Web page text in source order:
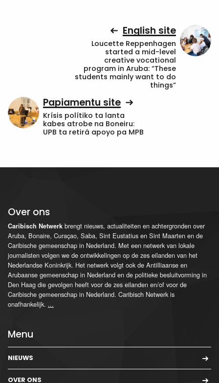
English site
Loucette Reppenhagen
started a mid-level
creative vocational
program in Aruba: “These
students mainly want to do
things”
Papiamentu site
Krísis polítiko ta lanta
kabes atrobe na Boneiru:
UPB ta retirá apoyo pa MPB
Over ons
Caribisch Netwerk brengt nieuws, actualiteiten en achtergronden over
Aruba, Bonaire, Curaçao, Saba, Sint Eustatius en Sint Maarten en de
Caribische gemeenschap in Nederland. Met een netwerk van lokale
journalisten volgen we de ontwikkelingen op de zes eilanden van het
Nederlandse Koninkrijk. Het netwerk volgt ook de Antilliaanse en
Arubaanse gemeenschap in Nederland en de politieke besluitvorming in
Den Haag die gevolgen heeft voor de zes eilanden en/of voor de
Caribische gemeenschap in Nederland. Caribisch Netwerk is
onafhankelijk. ...
Menu
NIEUWS
OVER ONS